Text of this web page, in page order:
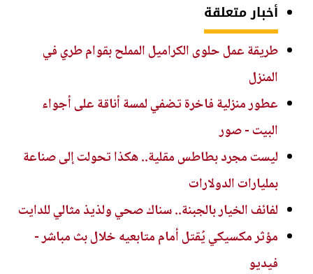
أخبار متعلقة
طريقة عمل حلوى الكراميل المملح بقوام طري في
المنزل
عطور منزلية فاخرة تضفي لمسة أناقة على أجواء
البيت - صور
ليست مجرد بطاطس مقلية.. هكذا تحولت إلى صناعة
بمليارات الدولارات
لفائف الخيار بالجبنة.. سناك صحي ولذيذ مثالي للدايت
مؤثر مكسيكي يُقتل أمام متابعيه خلال بث مباشر -
فيديو